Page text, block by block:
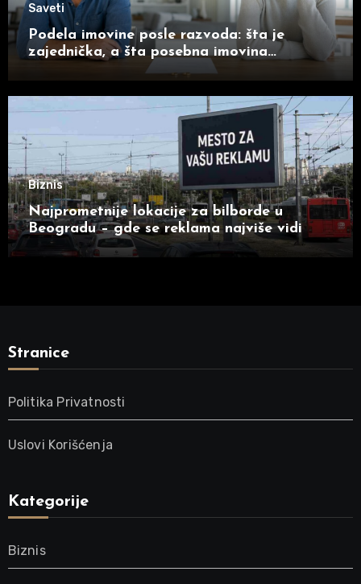
Saveti
Podela imovine posle razvoda: šta je
zajednička, a šta posebna imovina
Biznis
Najprometnije lokacije za bilborde u
Beogradu – gde se reklama najviše vidi
Stranice
Politika Privatnosti
Uslovi Korišćenja
Kategorije
Biznis